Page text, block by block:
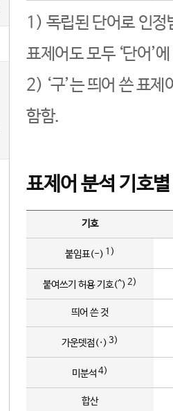
1) 독립된 단어로 인정
표제어도 모두 ‘단어’
2) ‘구’는 띄어 쓴 표
함함.
표제어 분석 기호
기호
붙임표(-) 1)
붙여쓰기 허용 기호(^) 2)
띄어 쓴 것
가운뎃점(·) 3)
미분석 4)
합산